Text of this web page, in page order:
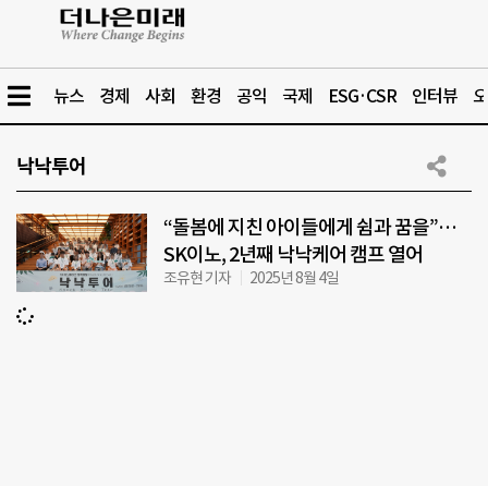
뉴스 경제 사회 환경 공익 국제 ESG·CSR 인터뷰
낙낙투어
“돌봄에 지친 아이들에게 쉼과 꿈을”…
SK이노, 2년째 낙낙케어 캠프 열어
조유현 기자 2025년 8월 4일